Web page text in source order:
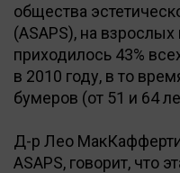
общества
(ASAPS), на
приходилось 43%
в 2010 году, в то
бумеров (от 51 и 64
Д-р Лео
ASAPS, говорит, что